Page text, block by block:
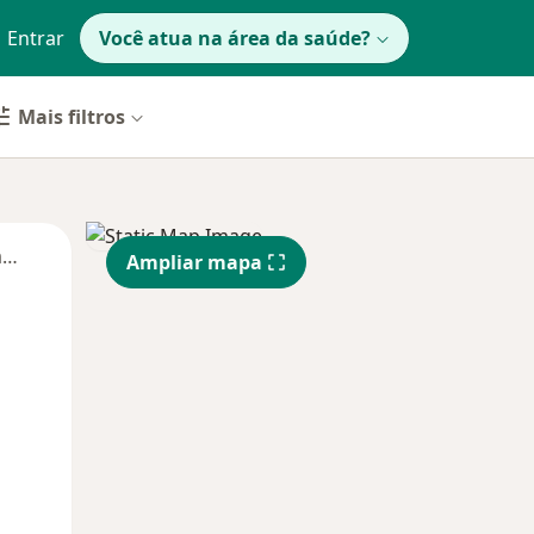
Entrar Você atua na área da saúde?
Mais filtros
Segunda-feira Qua
12 Ago
Qui,
13 Ago
Ampliar mapa